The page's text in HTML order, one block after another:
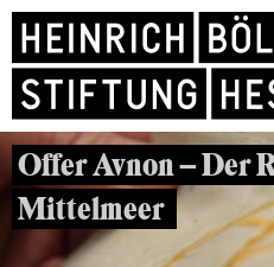
Offer Avnon – Der
Mittelmeer